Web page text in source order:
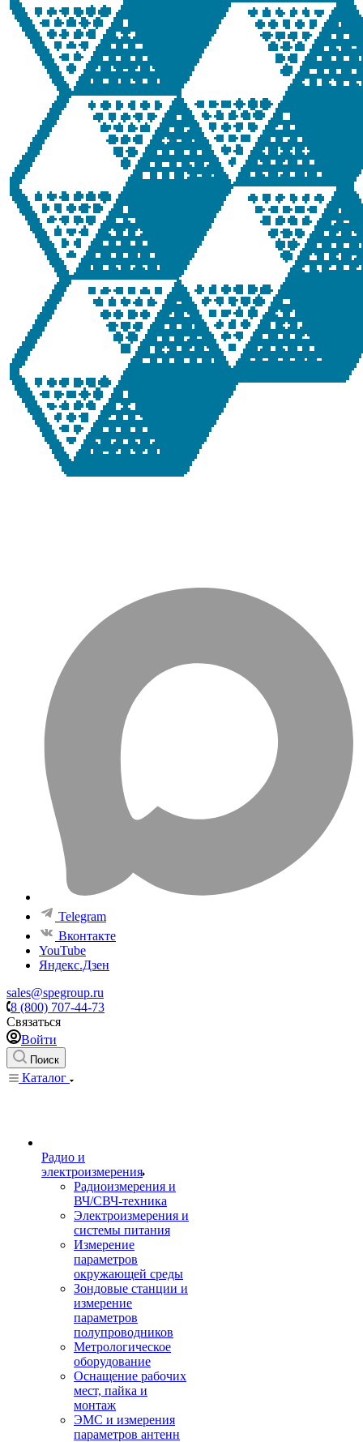
Telegram
Вконтакте
YouTube
Яндекс.Дзен
sales@spegroup.ru
8 (800) 707-44-73
Связаться
Войти
Поиск
Каталог
Радио и
электроизмерения
Радиоизмерения и
ВЧ/СВЧ-техника
Электроизмерения и
системы питания
Измерение
параметров
окружающей среды
Зондовые станции и
измерение
параметров
полупроводников
Метрологическое
оборудование
Оснащение рабочих
мест, пайка и
монтаж
ЭМС и измерения
параметров антенн